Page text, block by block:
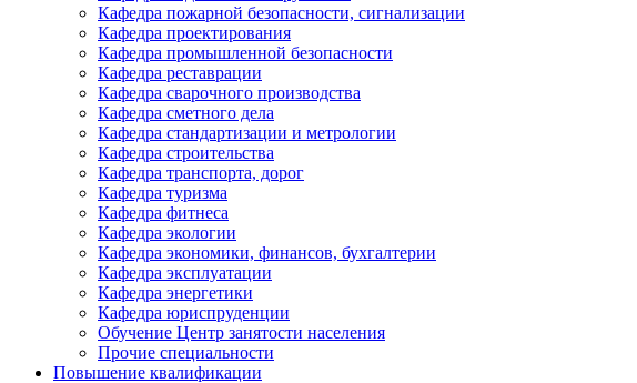
Кафедра пожарной безопасности, сигнализации
Кафедра проектирования
Кафедра промышленной безопасности
Кафедра реставрации
Кафедра сварочного производства
Кафедра сметного дела
Кафедра стандартизации и метрологии
Кафедра строительства
Кафедра транспорта, дорог
Кафедра туризма
Кафедра фитнеса
Кафедра экологии
Кафедра экономики, финансов, бухгалтерии
Кафедра эксплуатации
Кафедра энергетики
Кафедра юриспруденции
Обучение Центр занятости населения
Прочие специальности
Повышение квалификации